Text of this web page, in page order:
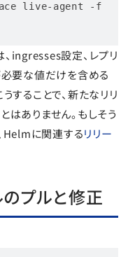
live-agent -f
ingresses設定、レプリ
必要な値だけを含める
することで、新たなリリ
はありません。もしそう
Helmに関連するリリー
プルと修正